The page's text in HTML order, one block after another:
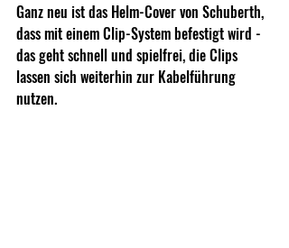
Ganz neu ist das Helm-Cover von Schuberth,
dass mit einem Clip-System befestigt wird -
das geht schnell und spielfrei, die Clips
lassen sich weiterhin zur Kabelführung
nutzen.